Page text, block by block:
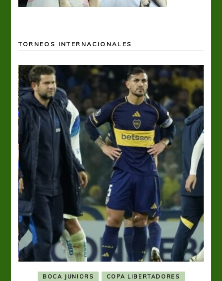
TORNEOS INTERNACIONALES
BOCA JUNIORS COPA LIBERTADORES